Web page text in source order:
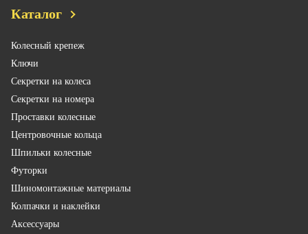
Каталог
Колесный крепеж
Ключи
Секретки на колеса
Секретки на номера
Проставки колесные
Центровочные кольца
Шпильки колесные
Футорки
Шиномонтажные материалы
Колпачки и наклейки
Аксессуары